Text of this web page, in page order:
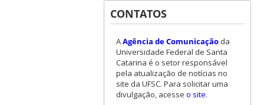
CONTATOS
AAgência de Comunicaçãoda
Universidade Federal de Santa
Catarina é o setor responsável
pela atualização de notícias no
site da UFSC. Para solicitar uma
divulgação, acesse o site.